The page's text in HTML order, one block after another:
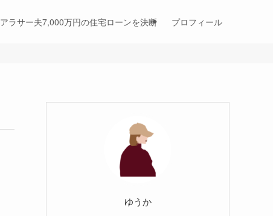
アラサー夫7,000万円の住宅ローンを決断 プロフィール
ゆうか